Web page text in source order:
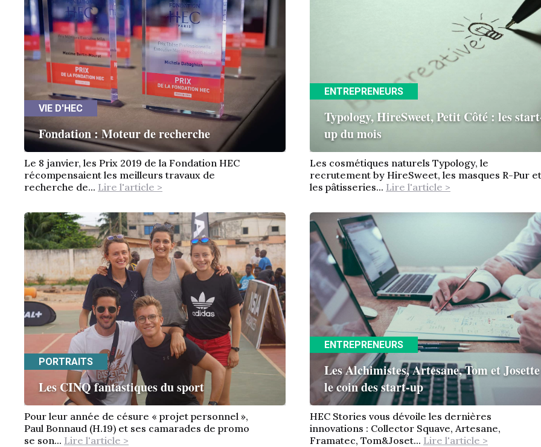
VIE D'HEC
Fondation : Moteur de recherche
Le 8 janvier, les Prix 2019 de la Fondation HEC
récompensaient les meilleurs travaux de
recherche de... Lire l'article >
ENTREPRENEURS
Typology, HireSweet, Petit Côté : les
up du mois
Les cosmétiques naturels Typology, le
recrutement by HireSweet, les masques R-Pur et
les pâtisseries... Lire l'article >
PORTRAITS
Les CINQ fantastiques du sport
Pour leur année de césure « projet personnel »,
Paul Bonnaud (H.19) et ses camarades de promo
se son... Lire l'article >
ENTREPRENEURS
Les Alchimistes, Artesane, Tom et
le coin des start-up
HEC Stories vous dévoile les dernières
innovations : Collector Squave, Artesane,
Framatec, Tom&Joset... Lire l'article >